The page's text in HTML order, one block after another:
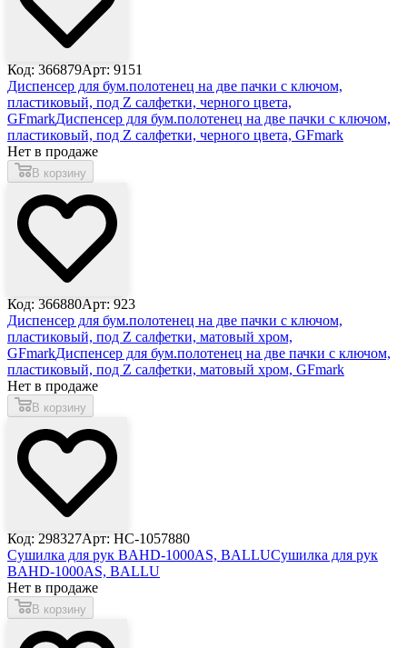
Код: 366879Арт: 9151
Диспенсер для бум.полотенец на две пачки с ключом,
пластиковый, под Z салфетки, черного цвета,
GFmarkДиспенсер для бум.полотенец на две пачки с ключом,
пластиковый, под Z салфетки, черного цвета, GFmark
Нет в продаже
В корзину
Код: 366880Арт: 923
Диспенсер для бум.полотенец на две пачки с ключом,
пластиковый, под Z салфетки, матовый хром,
GFmarkДиспенсер для бум.полотенец на две пачки с ключом,
пластиковый, под Z салфетки, матовый хром, GFmark
Нет в продаже
В корзину
Код: 298327Арт: НС-1057880
Сушилка для рук BAHD-1000AS, BALLUСушилка для рук
BAHD-1000AS, BALLU
Нет в продаже
В корзину